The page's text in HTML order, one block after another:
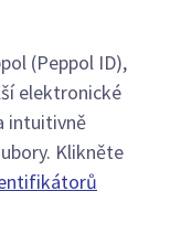
(Peppol ID),
elektronické
intuitivně
Klikněte